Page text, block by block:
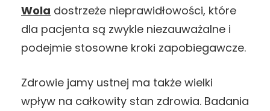
Wola dostrzeże nieprawidłowości, które
dla pacjenta są zwykle niezauważalne i
podejmie stosowne kroki zapobiegawcze.
Zdrowie jamy ustnej ma także wielki
wpływ na całkowity stan zdrowia. Badania